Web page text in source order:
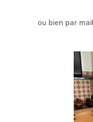
ou bien par